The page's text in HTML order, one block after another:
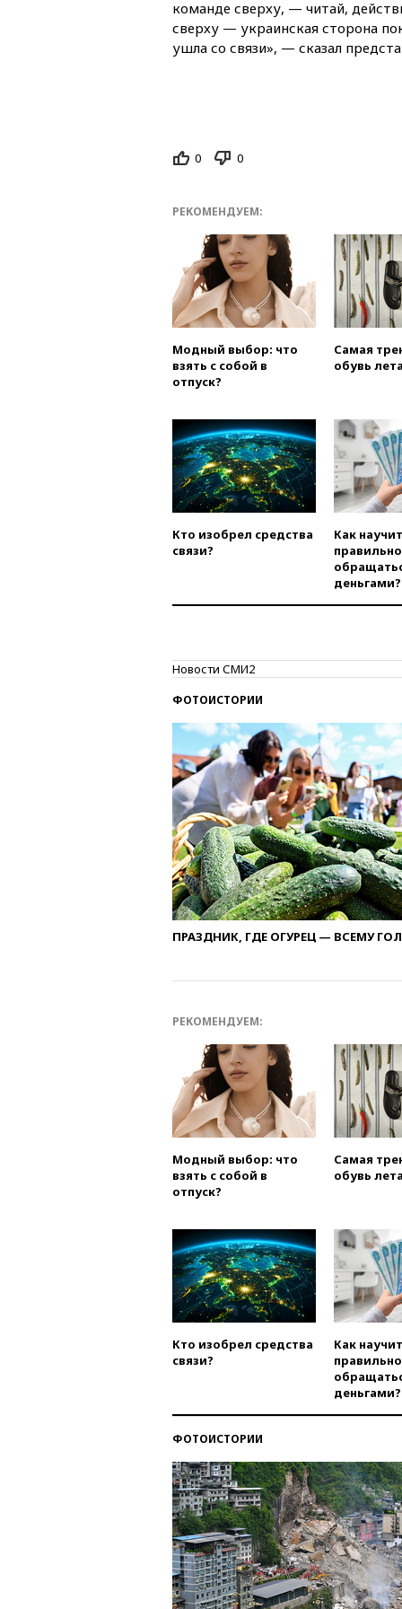
команде сверху, — читай,
сверху — украинская сторона
ушла со связи», — сказал
0 0
РЕКОМЕНДУЕМ:
Модный выбор: что
взять с собой в
отпуск?
Самая
обувь
Кто изобрел средства
связи?
Как
правильно
деньгами?
Новости СМИ2
ФОТОИСТОРИИ
ПРАЗДНИК, ГДЕ ОГУРЕЦ — ВСЕМУ
РЕКОМЕНДУЕМ:
Модный выбор: что
взять с собой в
отпуск?
Самая
обувь
Кто изобрел средства
связи?
Как
правильно
деньгами?
ФОТОИСТОРИИ